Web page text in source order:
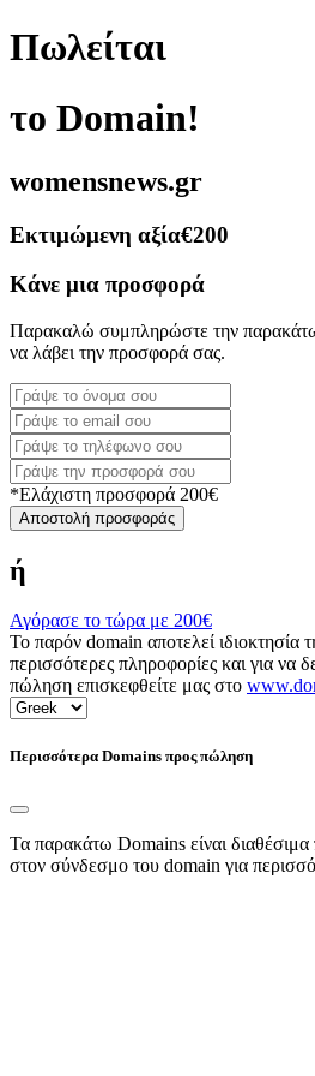
Πωλείται
το Domain!
womensnews.gr
Εκτιμώμενη αξία€200
Κάνε μια προσφορά
Παρακαλώ συμπληρώστε την
να λάβει την προσφορά σας.
*Ελάχιστη προσφορά 200€
Αποστολή προσφοράς
ή
Αγόρασε το τώρα με 200€
Το παρόν domain αποτελεί
περισσότερες πληροφορίες και για να
πώληση επισκεφθείτε μας στο
Περισσότερα Domains προς πώληση
Τα παρακάτω Domains είναι
στον σύνδεσμο του domain για